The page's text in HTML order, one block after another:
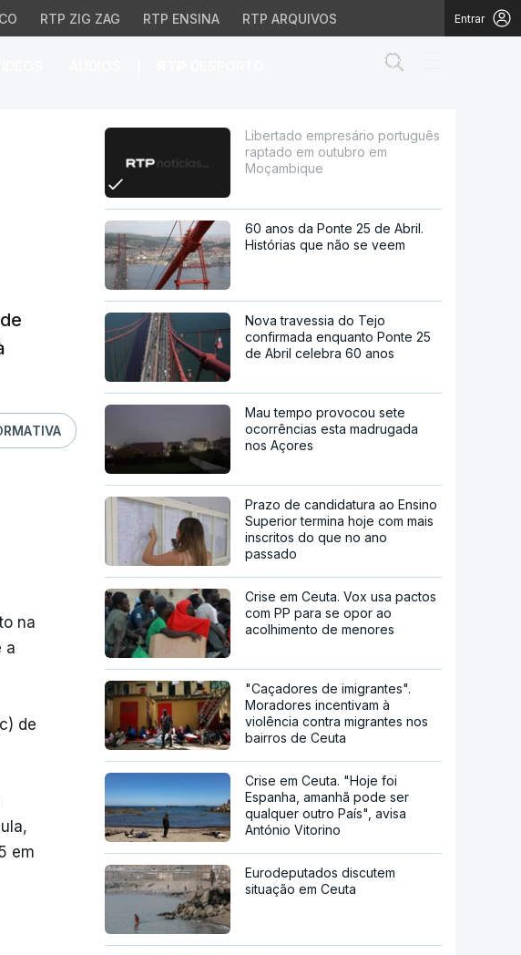
RTP ZIG ZAG RTP ENSINA RTP ARQUIVOS Entrar
em outubro em
na
a
de
em
Libertado empresário português
raptado em outubro em
Moçambique
60 anos da Ponte 25 de Abril.
Histórias que não se veem
Nova travessia do Tejo
confirmada enquanto Ponte 25
de Abril celebra 60 anos
Mau tempo provocou sete
ocorrências esta madrugada
nos Açores
Prazo de candidatura ao Ensino
Superior termina hoje com mais
inscritos do que no ano
passado
Crise em Ceuta. Vox usa pactos
com PP para se opor ao
acolhimento de menores
"Caçadores de imigrantes".
Moradores incentivam à
violência contra migrantes nos
bairros de Ceuta
Crise em Ceuta. "Hoje foi
Espanha, amanhã pode ser
qualquer outro País", avisa
António Vitorino
Eurodeputados discutem
situação em Ceuta